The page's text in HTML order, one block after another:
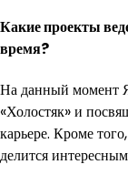
Какие проекты
время?
На данный момент
«Холостяк» и
карьере. Кроме
делится